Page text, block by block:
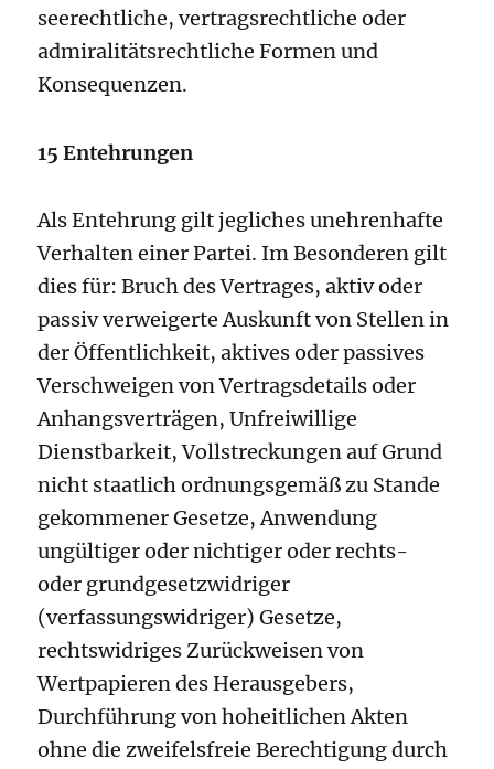
seerechtliche, vertragsrechtliche oder
admiralitätsrechtliche Formen und
Konsequenzen.
15 Entehrungen
Als Entehrung gilt jegliches unehrenhafte
Verhalten einer Partei. Im Besonderen gilt
dies für: Bruch des Vertrages, aktiv oder
passiv verweigerte Auskunft von Stellen in
der Öffentlichkeit, aktives oder passives
Verschweigen von Vertragsdetails oder
Anhangsverträgen, Unfreiwillige
Dienstbarkeit, Vollstreckungen auf Grund
nicht staatlich ordnungsgemäß zu Stande
gekommener Gesetze, Anwendung
ungültiger oder nichtiger oder rechts-
oder grundgesetzwidriger
(verfassungswidriger) Gesetze,
rechtswidriges Zurückweisen von
Wertpapieren des Herausgebers,
Durchführung von hoheitlichen Akten
ohne die zweifelsfreie Berechtigung durch